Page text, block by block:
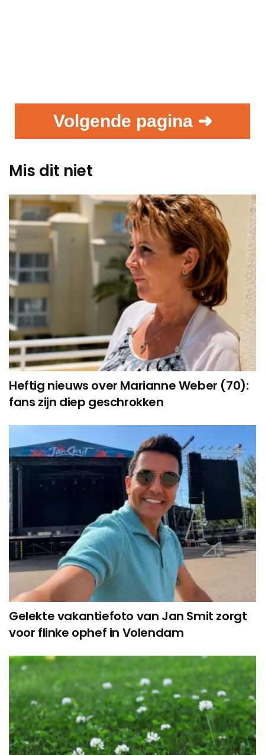
Volgende pagina ➜
Mis dit niet
Heftig nieuws over Marianne Weber (70):
fans zijn diep geschrokken
Gelekte vakantiefoto van Jan Smit zorgt
voor flinke ophef in Volendam